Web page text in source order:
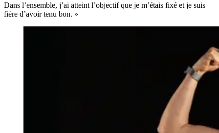
Dans l’ensemble, j’ai atteint l’objectif que je m’étais fixé et je suis
fière d’avoir tenu bon. »